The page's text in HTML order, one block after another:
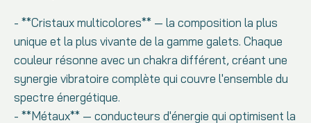
- **Cristaux multicolores** — la composition la plus
unique et la plus vivante de la gamme galets. Chaque
couleur résonne avec un chakra différent, créant une
synergie vibratoire complète qui couvre l'ensemble du
spectre énergétique.
- **Métaux** — conducteurs d'énergie qui optimisent la